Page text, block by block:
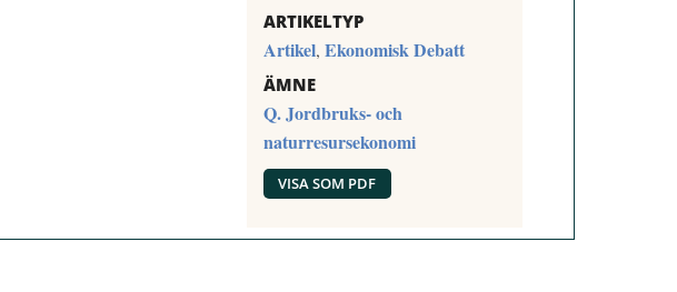
ARTIKELTYP
Artikel, Ekonomisk Debatt
ÄMNE
Q. Jordbruks- och
naturresursekonomi
VISA SOM PDF